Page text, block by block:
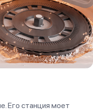
Его станция моет